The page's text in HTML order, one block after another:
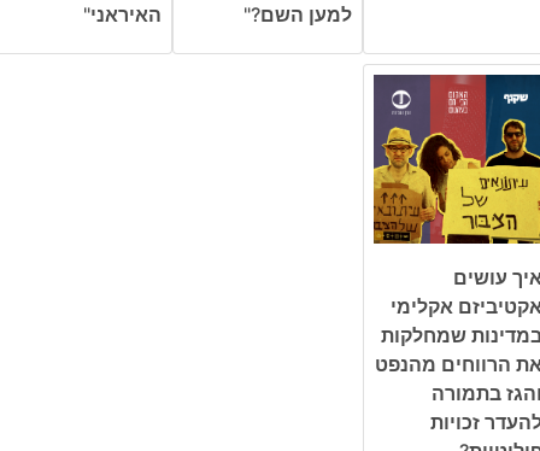
למען השם?"
האיראני"
עושים
אקלימי
שמחלקות
הרווחים מהנפט
בתמורה
זכויות